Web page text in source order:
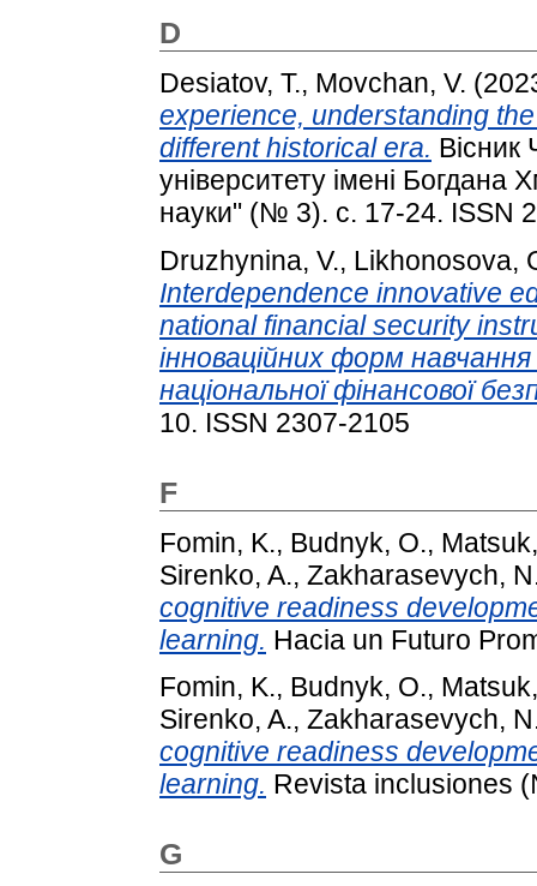
D
Desiatov, T., Movchan, V.
experience, understanding
different historical era. Вісник
університету імені Богдана
науки" (№ 3). с. 17-24. ISSN
Druzhynina, V., Likhonosova,
Interdependence innovative
national financial security
інноваційних форм
національної фінансової
10. ISSN 2307-2105
F
Fomin, K., Budnyk, O.,
Sirenko, A., Zakharasevych,
cognitive readiness
learning. Hacia un Futuro
Fomin, K., Budnyk, O.,
Sirenko, A., Zakharasevych,
cognitive readiness
learning. Revista inclusiones
G